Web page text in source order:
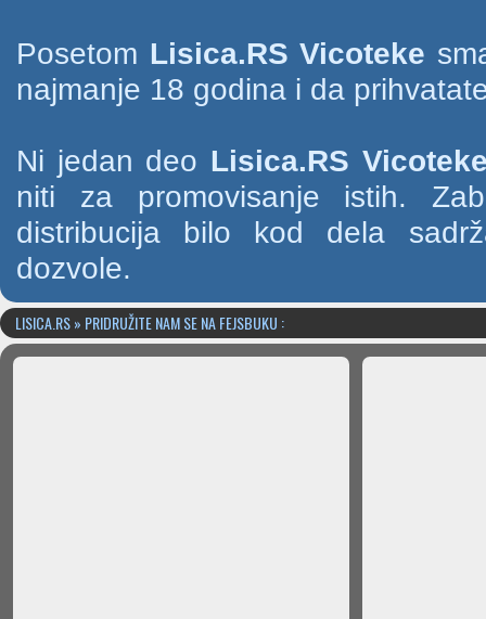
Posetom Lisica.RS Vicoteke
najmanje 18 godina i da
Ni jedan deo Lisica.RS
niti za promovisanje istih.
distribucija bilo kod dela
dozvole.
LISICA.RS » PRIDRUŽITE NAM SE NA FEJSBUKU :